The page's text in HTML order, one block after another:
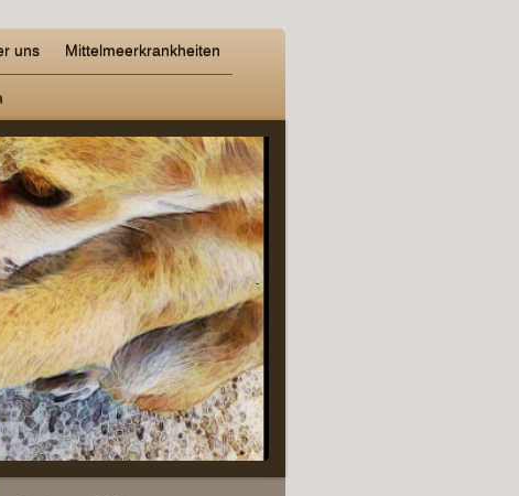
uns Mittelmeerkrankheiten
-